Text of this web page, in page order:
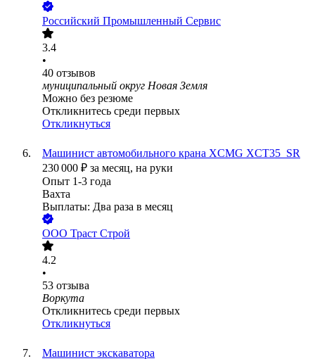
Российский Промышленный Сервис
3.4
•
40 отзывов
муниципальный округ Новая Земля
Можно без резюме
Откликнитесь среди первых
Откликнуться
Машинист автомобильного крана XCMG XCT35_SR
230 000 ₽ за месяц, на руки
Опыт 1-3 года
Вахта
Выплаты: Два раза в месяц
ООО Траст Строй
4.2
•
53 отзыва
Воркута
Откликнитесь среди первых
Откликнуться
Машинист экскаватора